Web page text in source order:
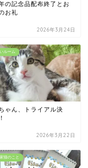
の記念品配布終了とお
お礼
2026年3月24日
ルーム
ゃん、トライアル決
2026年3月22日
猫のこと